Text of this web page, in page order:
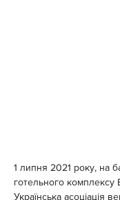
1 липня 2021 року, на
готельного комплексу
Українська асоціація